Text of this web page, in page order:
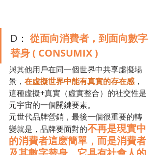
D： 從面向消費者，到面向數字
替身 ( CONSUMIX )
與其他用戶在同一個世界中共享虛擬場
景， 在虛擬世界中能有真實的存在感，
這種虛擬+真實（虛實整合）的社交性是
元宇宙的一個關鍵要素。
元世代品牌營銷，最後一個很重要的轉
變就是，品牌要面對的不再是現實中
的消費者這麽簡單，而是消費者